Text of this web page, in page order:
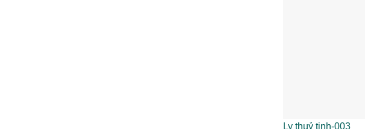
Ly thuỷ tinh-003